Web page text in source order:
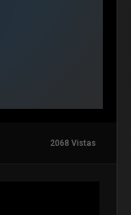
2068 Vistas